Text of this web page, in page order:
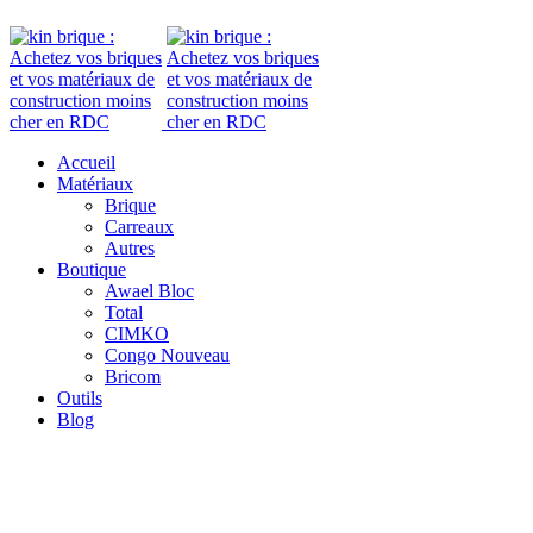
Accueil
Matériaux
Brique
Carreaux
Autres
Boutique
Awael Bloc
Total
CIMKO
Congo Nouveau
Bricom
Outils
Blog